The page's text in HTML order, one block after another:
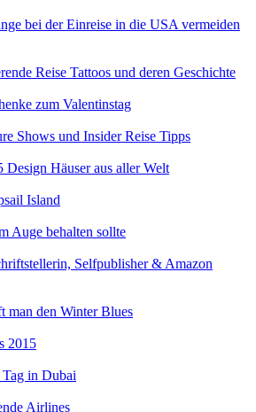
bei der Einreise in die USA vermeiden
Reise Tattoos und deren Geschichte
zum Valentinstag
Shows und Insider Reise Tipps
Design Häuser aus aller Welt
Island
Auge behalten sollte
Selfpublisher & Amazon
man den Winter Blues
2015
Tag in Dubai
Airlines